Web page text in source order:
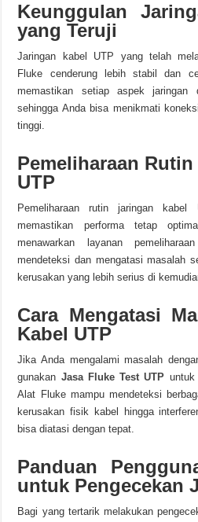
Keunggulan
yang Teruji
Jaringan kabel UTP yang telah
Fluke cenderung lebih stabil dan
memastikan setiap aspek jaringan
sehingga Anda bisa menikmati
tinggi.
Pemeliharaan
UTP
Pemeliharaan rutin jaringan
memastikan performa tetap
menawarkan layanan
mendeteksi dan mengatasi masalah
kerusakan yang lebih serius di
Cara Mengatasi
Kabel UTP
Jika Anda mengalami masalah
gunakan Jasa Fluke Test UTP
Alat Fluke mampu mendeteksi
kerusakan fisik kabel hingga
bisa diatasi dengan tepat.
Panduan
untuk Pengecekan
Bagi yang tertarik melakukan